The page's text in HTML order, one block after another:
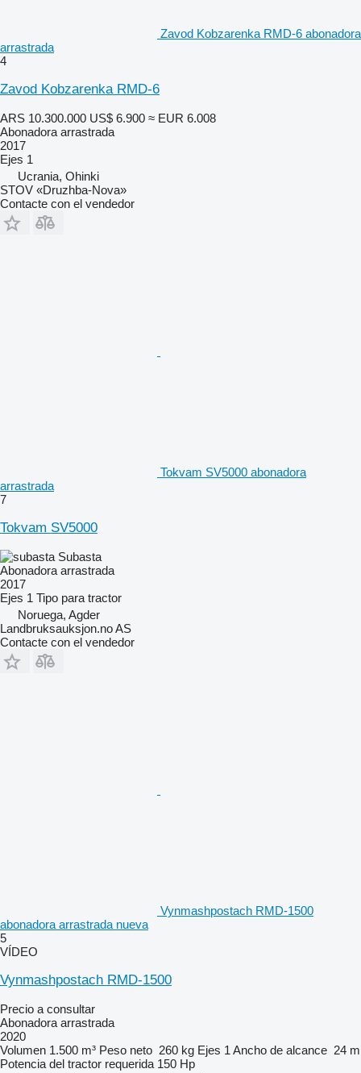
Zavod Kobzarenka RMD-6 abonadora
arrastrada
4
Zavod Kobzarenka RMD-6
ARS 10.300.000 US$ 6.900 ≈ EUR 6.008
Abonadora arrastrada
2017
Ejes 1
Ucrania, Ohinki
STOV «Druzhba-Nova»
Contacte con el vendedor
Tokvam SV5000 abonadora
arrastrada
7
Tokvam SV5000
Subasta
Abonadora arrastrada
2017
Ejes 1 Tipo para tractor
Noruega, Agder
Landbruksauksjon.no AS
Contacte con el vendedor
Vynmashpostach RMD-1500
abonadora arrastrada nueva
5
VÍDEO
Vynmashpostach RMD-1500
Precio a consultar
Abonadora arrastrada
2020
Volumen 1.500 m³ Peso neto 260 kg Ejes 1 Ancho de alcance 24 m
Potencia del tractor requerida 150 Hp